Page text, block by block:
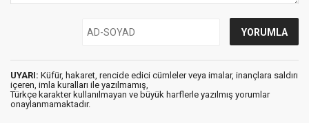
UYARI: Küfür, hakaret, rencide edici cümleler veya imalar, inançlara saldırı
içeren, imla kuralları ile yazılmamış,
Türkçe karakter kullanılmayan ve büyük harflerle yazılmış yorumlar
onaylanmamaktadır.